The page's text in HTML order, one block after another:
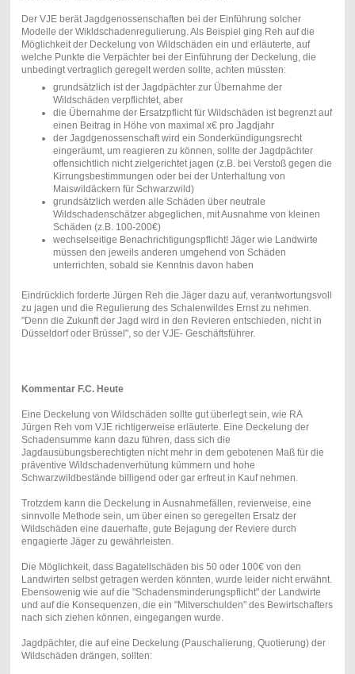
Der VJE berät Jagdgenossenschaften bei der Einführung solcher
Modelle der Wikldschadenregulierung. Als Beispiel ging Reh auf die
Möglichkeit der Deckelung von Wildschäden ein und erläuterte, auf
welche Punkte die Verpächter bei der Einführung der Deckelung, die
unbedingt vertraglich geregelt werden sollte, achten müssten:
grundsätzlich ist der Jagdpächter zur Übernahme der
Wildschäden verpflichtet, aber
die Übernahme der Ersatzpflicht für Wildschäden ist begrenzt auf
einen Beitrag in Höhe von maximal x€ pro Jagdjahr
der Jagdgenossenschaft wird ein Sonderkündigungsrecht
eingeräumt, um reagieren zu können, sollte der Jagdpächter
offensichtlich nicht zielgerichtet jagen (z.B. bei Verstoß gegen die
Kirrungsbestimmungen oder bei der Unterhaltung von
Maiswildäckern für Schwarzwild)
grundsätzlich werden alle Schäden über neutrale
Wildschadenschätzer abgeglichen, mit Ausnahme von kleinen
Schäden (z.B. 100-200€)
wechselseitige Benachrichtigungspflicht! Jäger wie Landwirte
müssen den jeweils anderen umgehend von Schäden
unterrichten, sobald sie Kenntnis davon haben
Eindrücklich forderte Jürgen Reh die Jäger dazu auf, verantwortungsvoll
zu jagen und die Regulierung des Schalenwildes Ernst zu nehmen.
"Denn die Zukunft der Jagd wird in den Revieren entschieden, nicht in
Düsseldorf oder Brüssel", so der VJE- Geschäftsführer.
Kommentar F.C. Heute
Eine Deckelung von Wildschäden sollte gut überlegt sein, wie RA
Jürgen Reh vom VJE richtigerweise erläuterte. Eine Deckelung der
Schadensumme kann dazu führen, dass sich die
Jagdausübungsberechtigten nicht mehr in dem gebotenen Maß für die
präventive Wildschadenverhütung kümmern und hohe
Schwarzwildbestände billigend oder gar erfreut in Kauf nehmen.
Trotzdem kann die Deckelung in Ausnahmefällen, revierweise, eine
sinnvolle Methode sein, um über einen so geregelten Ersatz der
Wildschäden eine dauerhafte, gute Bejagung der Reviere durch
engagierte Jäger zu gewährleisten.
Die Möglichkeit, dass Bagatellschäden bis 50 oder 100€ von den
Landwirten selbst getragen werden könnten, wurde leider nicht erwähnt.
Ebensowenig wie auf die "Schadensminderungspflicht" der Landwirte
und auf die Konsequenzen, die ein "Mitverschulden" des Bewirtschafters
nach sich ziehen können, eingegangen wurde.
Jagdpächter, die auf eine Deckelung (Pauschalierung, Quotierung) der
Wildschäden drängen, sollten: